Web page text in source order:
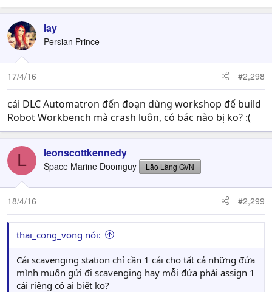
lay
Persian Prince
17/4/16 #2,298
cái DLC Automatron đến đoạn dùng workshop để build
Robot Workbench mà crash luôn, có bác nào bị ko? :(
L leonscottkennedy
Space Marine Doomguy Lão Làng GVN
18/4/16 #2,299
thai_cong_vong nói:
Cái scavenging station chỉ cần 1 cái cho tất cả những đứa
mình muốn gửi đi scavenging hay mỗi đứa phải assign 1
cái riêng có ai biết ko?